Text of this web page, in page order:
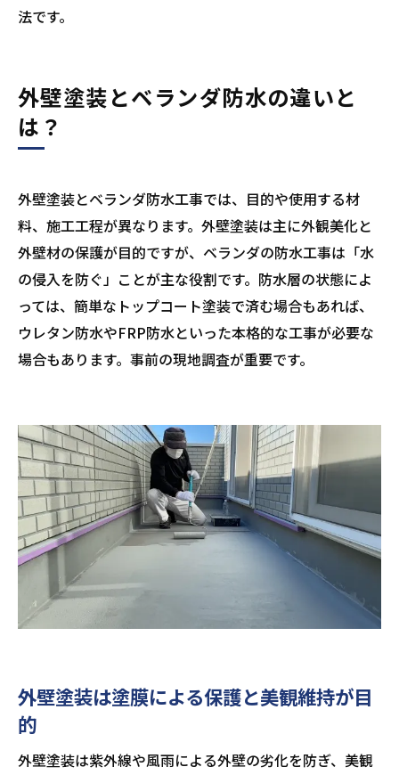
法です。
外壁塗装とベランダ防水の違いと
は？
外壁塗装とベランダ防水工事では、目的や使用する材
料、施工工程が異なります。外壁塗装は主に外観美化と
外壁材の保護が目的ですが、ベランダの防水工事は「水
の侵入を防ぐ」ことが主な役割です。防水層の状態によ
っては、簡単なトップコート塗装で済む場合もあれば、
ウレタン防水やFRP防水といった本格的な工事が必要な
場合もあります。事前の現地調査が重要です。
外壁塗装は塗膜による保護と美観維持が目
的
外壁塗装は紫外線や風雨による外壁の劣化を防ぎ、美観